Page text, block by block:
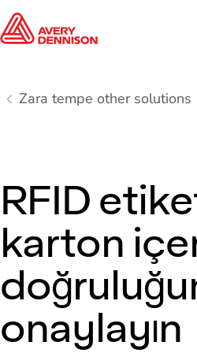
Zara tempe other solutions
RFID
karton
onaylayın